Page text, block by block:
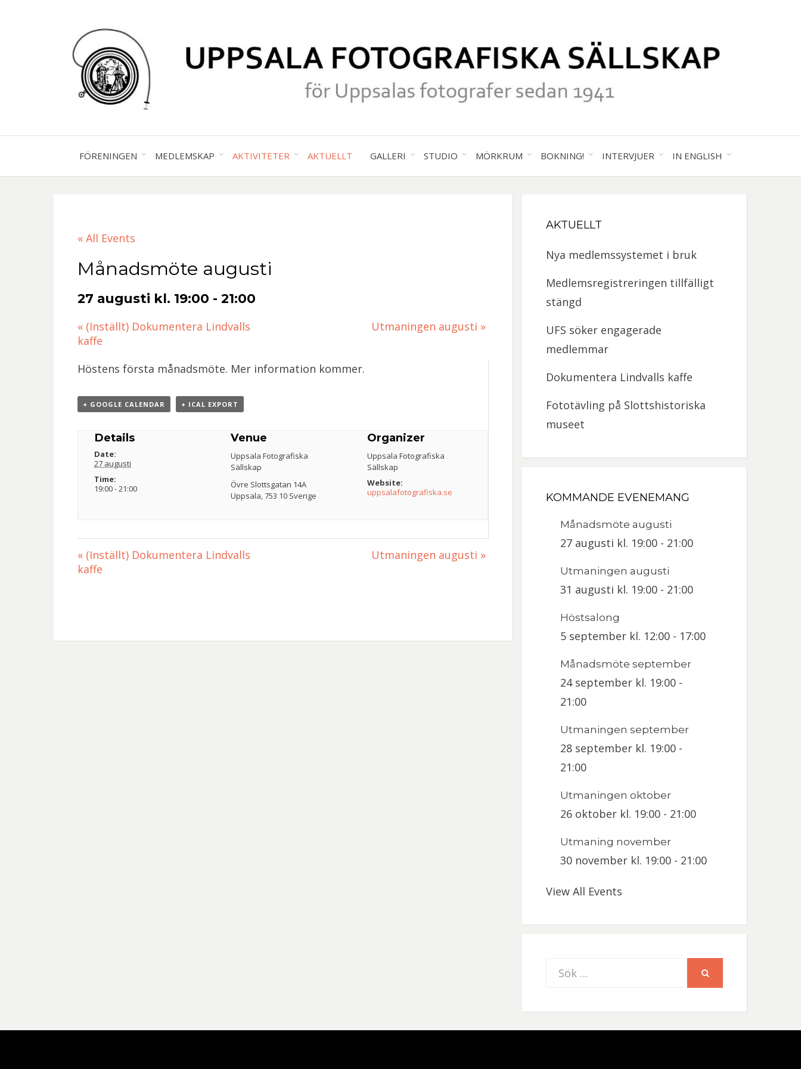
UPPSALA
FOTOGRAFISKA
SÄLLSKAP
FÖRENINGEN MEDLEMSKAP AKTIVITETER AKTUELLT GALLERI STUDIO MÖRKRUM BOKNING! INTERVJUER IN ENGLISH
« All Events
Månadsmöte augusti
27 augusti kl. 19:00 - 21:00
«(Inställt) Dokumentera Lindvalls
kaffe
Utmaningen augusti »
Höstens första månadsmöte. Mer information kommer.
+ GOOGLE CALENDAR + ICAL EXPORT
Details
Date:
27 augusti
Time:
19:00 - 21:00
Venue
Uppsala Fotografiska
Sällskap
Övre Slottsgatan 14A
Uppsala,753 10 Sverige
Organizer
Uppsala Fotografiska
Sällskap
Website:
uppsalafotografiska.se
«(Inställt) Dokumentera Lindvalls
kaffe
Utmaningen augusti »
AKTUELLT
Nya medlemssystemet i bruk
Medlemsregistreringen tillfälligt
stängd
UFS söker engagerade
medlemmar
Dokumentera Lindvalls kaffe
Fototävling på Slottshistoriska
museet
KOMMANDE EVENEMANG
Månadsmöte augusti
27 augusti kl. 19:00 - 21:00
Utmaningen augusti
31 augusti kl. 19:00 - 21:00
Höstsalong
5 september kl. 12:00 - 17:00
Månadsmöte september
24 september kl. 19:00 -
21:00
Utmaningen september
28 september kl. 19:00 -
21:00
Utmaningen oktober
26 oktober kl. 19:00 - 21:00
Utmaning november
30 november kl. 19:00 - 21:00
View All Events
Sök